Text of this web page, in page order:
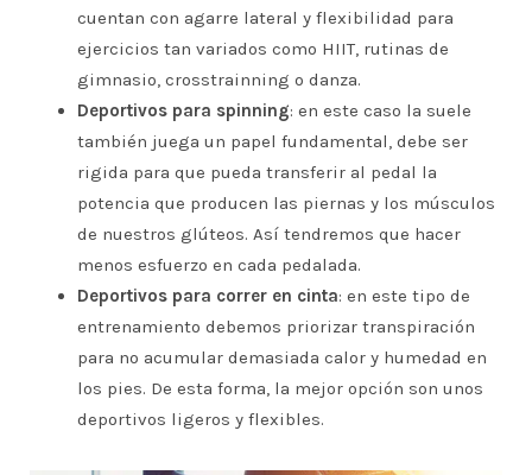
cuentan con agarre lateral y flexibilidad para
ejercicios tan variados como HIIT, rutinas de
gimnasio, crosstrainning o danza.
Deportivos para spinning: en este caso la suele
también juega un papel fundamental, debe ser
rigida para que pueda transferir al pedal la
potencia que producen las piernas y los músculos
de nuestros glúteos. Así tendremos que hacer
menos esfuerzo en cada pedalada.
Deportivos para correr en cinta: en este tipo de
entrenamiento debemos priorizar transpiración
para no acumular demasiada calor y humedad en
los pies. De esta forma, la mejor opción son unos
deportivos ligeros y flexibles.